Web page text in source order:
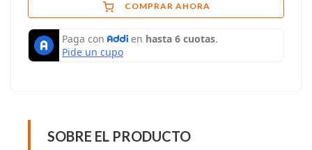
COMPRAR AHORA
SOBRE EL PRODUCTO